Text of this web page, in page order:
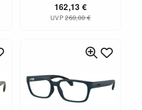
162,13€
UVP260,00€